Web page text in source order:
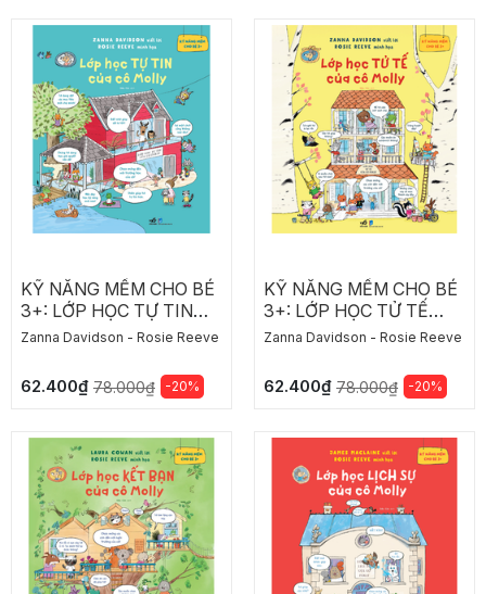
KỸ NĂNG MỀM CHO BÉ
3+: LỚP HỌC TỰ TIN
CỦA CÔ MOLLYZanna Davidson - Rosie Reeve
62.400₫ 78.000₫ -20%
KỸ NĂNG MỀM CHO BÉ
3+: LỚP HỌC TỬ TẾ
CỦA CÔ MOLLYZanna Davidson - Rosie Reeve
62.400₫ 78.000₫ -20%